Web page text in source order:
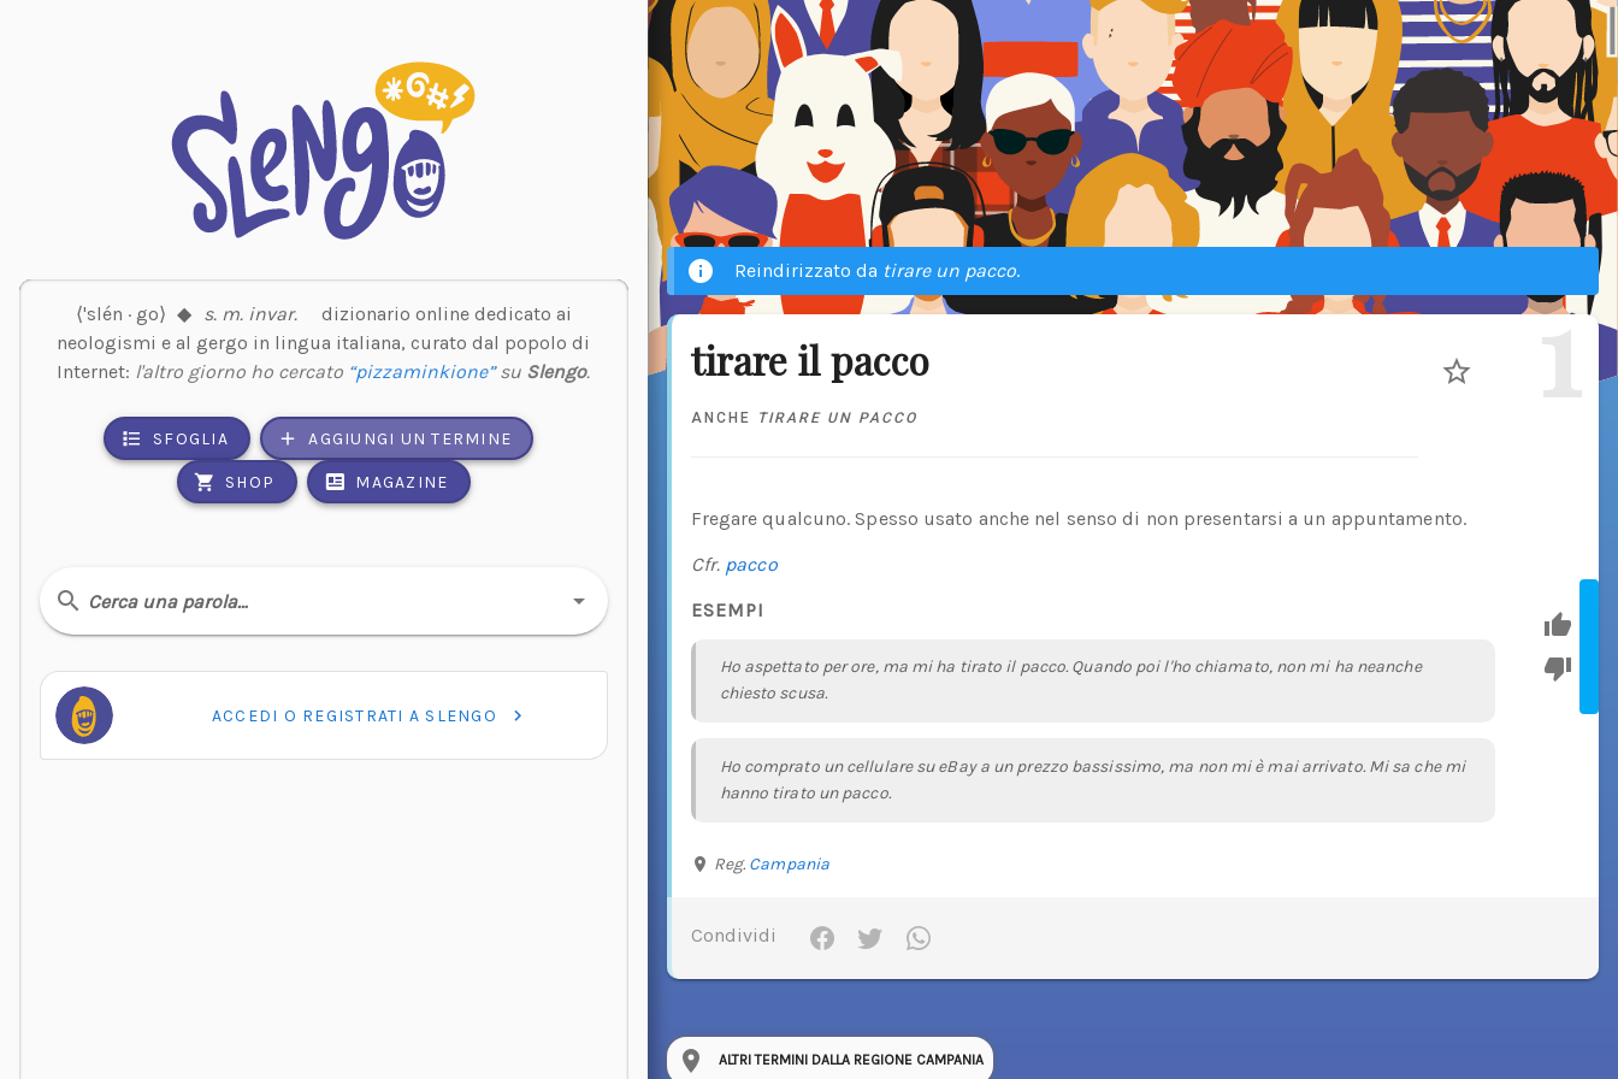
⟨'slén · go⟩ ◆ s. m. invar.
dizionario online dedicato ai
neologismi e al gergo in lingua italiana, curato dal popolo di
Internet: l'altro giorno ho cercato “pizzaminkione”su Slengo.
SFOGLIA AGGIUNGI UN TERMINE
SHOP MAGAZINE
Cerca una parola…
ACCEDI O REGISTRATI A SLENGO
Reindirizzato da tirare un pacco.
tirare il pacco
ANCHE TIRARE UN PACCO 1
Fregare qualcuno. Spesso usato anche nel senso di non presentarsi a un appuntamento.
Cfr. pacco
ESEMPI
Ho aspettato per ore, ma mi ha tirato il pacco. Quando poi l'ho chiamato, non mi ha neanche
chiesto scusa.
Ho comprato un cellulare su eBay a un prezzo bassissimo, ma non mi è mai arrivato. Mi sa che mi
hanno tirato un pacco.
Reg. Campania
Condividi
ALTRI TERMINI DALLA REGIONE CAMPANIA